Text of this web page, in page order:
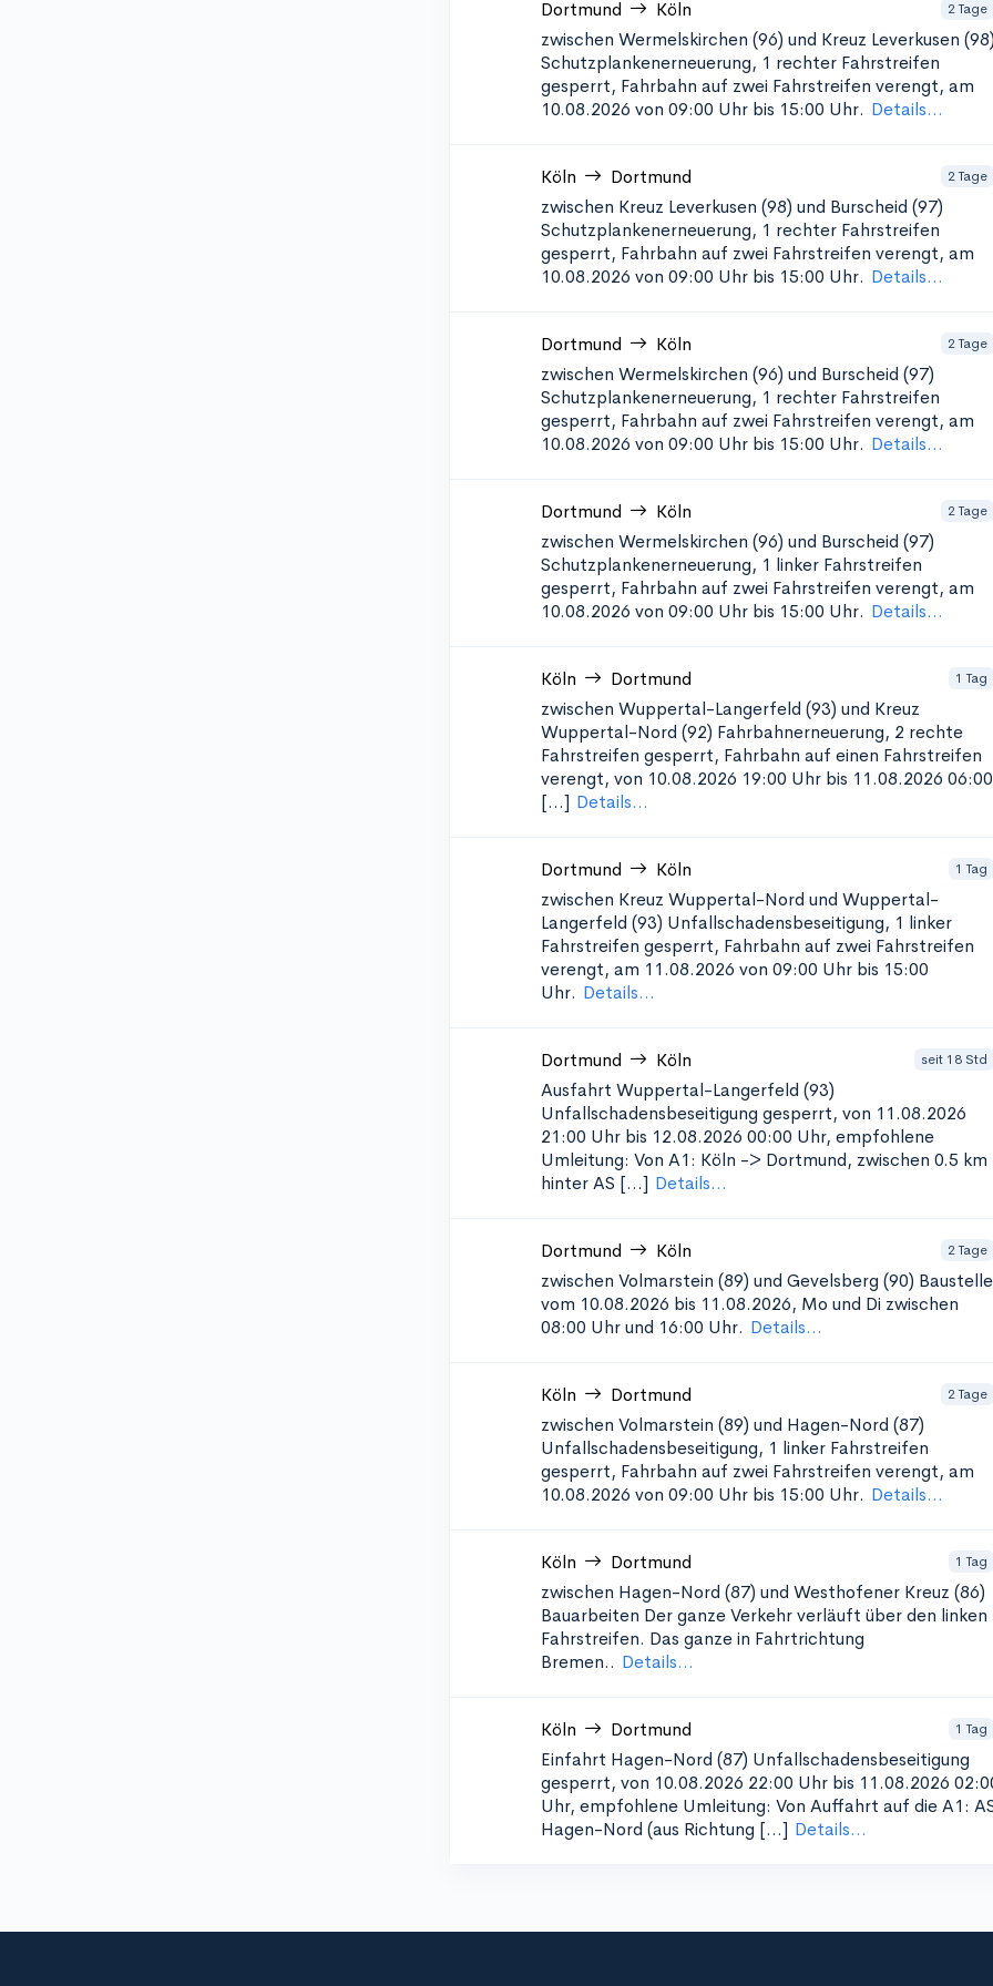
Dortmund Köln 2 Tage
zwischen Wermelskirchen (96) und Kreuz Leverkusen
Schutzplankenerneuerung, 1 rechter Fahrstreifen
gesperrt, Fahrbahn auf zwei Fahrstreifen verengt, am
10.08.2026 von 09:00 Uhr bis 15:00 Uhr. Details...
Köln Dortmund 2 Tage
zwischen Kreuz Leverkusen (98) und Burscheid (97)
Schutzplankenerneuerung, 1 rechter Fahrstreifen
gesperrt, Fahrbahn auf zwei Fahrstreifen verengt, am
10.08.2026 von 09:00 Uhr bis 15:00 Uhr. Details...
Dortmund Köln 2 Tage
zwischen Wermelskirchen (96) und Burscheid (97)
Schutzplankenerneuerung, 1 rechter Fahrstreifen
gesperrt, Fahrbahn auf zwei Fahrstreifen verengt, am
10.08.2026 von 09:00 Uhr bis 15:00 Uhr. Details...
Dortmund Köln 2 Tage
zwischen Wermelskirchen (96) und Burscheid (97)
Schutzplankenerneuerung, 1 linker Fahrstreifen
gesperrt, Fahrbahn auf zwei Fahrstreifen verengt, am
10.08.2026 von 09:00 Uhr bis 15:00 Uhr. Details...
Köln Dortmund 1 Tag
zwischen Wuppertal-Langerfeld (93) und Kreuz
Wuppertal-Nord (92) Fahrbahnerneuerung, 2 rechte
Fahrstreifen gesperrt, Fahrbahn auf einen Fahrstreifen
verengt, von 10.08.2026 19:00 Uhr bis 11.08.2026 06:00
[...] Details...
Dortmund Köln 1 Tag
zwischen Kreuz Wuppertal-Nord und Wuppertal-
Langerfeld (93) Unfallschadensbeseitigung, 1 linker
Fahrstreifen gesperrt, Fahrbahn auf zwei Fahrstreifen
verengt, am 11.08.2026 von 09:00 Uhr bis 15:00
Uhr. Details...
Dortmund Köln seit 18 Std
Ausfahrt Wuppertal-Langerfeld (93)
Unfallschadensbeseitigung gesperrt, von 11.08.2026
21:00 Uhr bis 12.08.2026 00:00 Uhr, empfohlene
Umleitung: Von A1: Köln -> Dortmund, zwischen 0.5 km
hinter AS [...] Details...
Dortmund Köln 2 Tage
zwischen Volmarstein (89) und Gevelsberg (90)
vom 10.08.2026 bis 11.08.2026, Mo und Di zwischen
08:00 Uhr und 16:00 Uhr. Details...
Köln Dortmund 2 Tage
zwischen Volmarstein (89) und Hagen-Nord (87)
Unfallschadensbeseitigung, 1 linker Fahrstreifen
gesperrt, Fahrbahn auf zwei Fahrstreifen verengt, am
10.08.2026 von 09:00 Uhr bis 15:00 Uhr. Details...
Köln Dortmund 1 Tag
zwischen Hagen-Nord (87) und Westhofener Kreuz (86)
Bauarbeiten Der ganze Verkehr verläuft über den linken
Fahrstreifen. Das ganze in Fahrtrichtung
Bremen.. Details...
Köln Dortmund 1 Tag
Einfahrt Hagen-Nord (87) Unfallschadensbeseitigung
gesperrt, von 10.08.2026 22:00 Uhr bis 11.08.2026
Uhr, empfohlene Umleitung: Von Auffahrt auf die A1:
Hagen-Nord (aus Richtung [...] Details...